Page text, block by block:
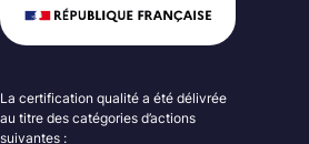
La certification qualité a été délivrée
au titre des catégories d’actions
suivantes :